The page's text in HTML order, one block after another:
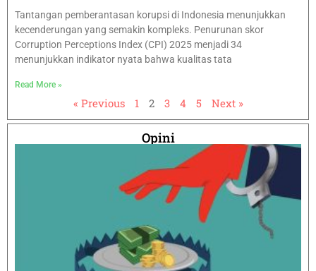
Tantangan pemberantasan korupsi di Indonesia menunjukkan
kecenderungan yang semakin kompleks. Penurunan skor
Corruption Perceptions Index (CPI) 2025 menjadi 34
menunjukkan indikator nyata bahwa kualitas tata
Read More »
« Previous 1 2 3 4 5 Next »
Opini